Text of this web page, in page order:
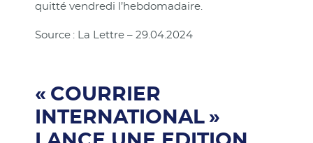
quitté vendredi l’hebdomadaire.
Source : La Lettre – 29.04.2024
« COURRIER
INTERNATIONAL »